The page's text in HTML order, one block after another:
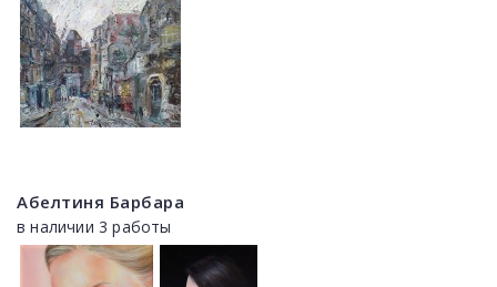
Абелтиня Барбара
в наличии 3 работы